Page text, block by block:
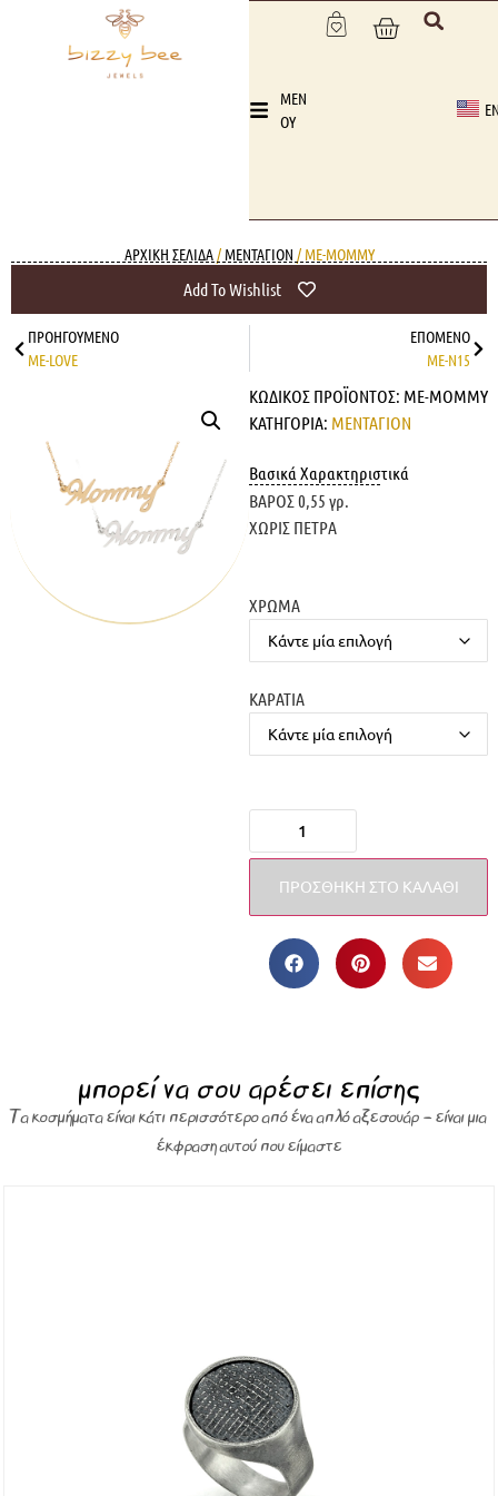
MEN
OY
ΑΡΧΙΚΉ ΣΕΛΊΔΑ/ ΜΕΝΤΑΓΙΟΝ / ME-MOMMY
Add To Wishlist
ΠΡΟΗΓΟΎΜΕΝΟ
ME-LOVE
ΕΠΌΜΕΝΟ
ME-N15
ΚΩΔΙΚΌΣ ΠΡΟΪΌΝΤΟΣ: ME-MOMMY
ΚΑΤΗΓΟΡΊΑ: ΜΕΝΤΑΓΙΟΝ
Βασικά Χαρακτηριστικά
ΒΑΡΟΣ 0,55 γρ.
ΧΩΡΙΣ ΠΕΤΡΑ
ΧΡΩΜΑ
ΚΑΡΑΤΙΑ
ΠΡΟΣΘΉΚΗ ΣΤΟ ΚΑΛΆΘΙ
μπορεί να σου αρέσει επίσης
Τα κοσμήματα είναι κάτι περισσότερο από ένα απλό αξεσουάρ – είναι μια
έκφραση αυτού που είμαστε